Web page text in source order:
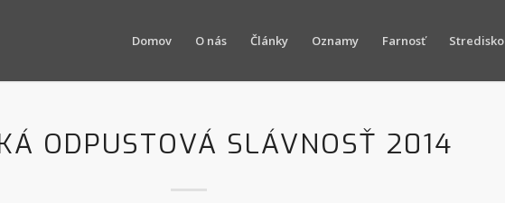
Domov O nás Články Oznamy Farnosť Stredisko
ODPUSTOVÁ SLÁVNOSŤ 2014